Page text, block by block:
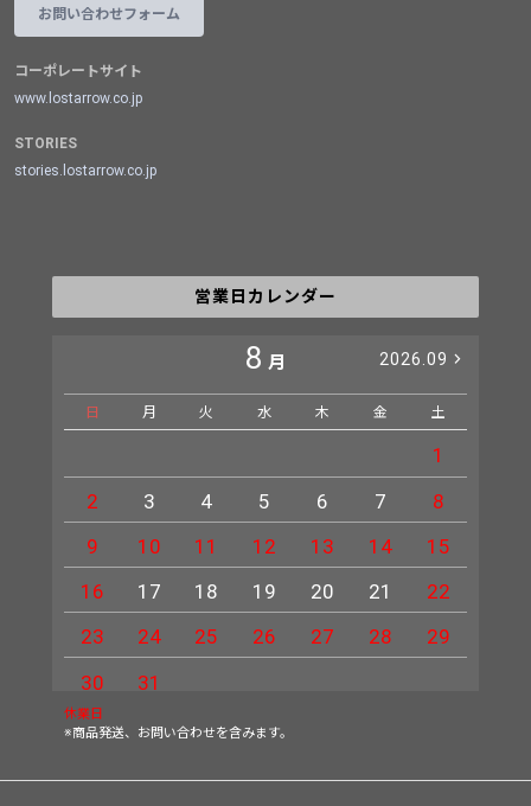
お問い合わせフォーム
コーポレートサイト
www.lostarrow.co.jp
STORIES
stories.lostarrow.co.jp
営業日カレンダー
8 月 2026.09
日 月 火 水 木 金 土
1
2
3 4 5 6 7
8
9
10 11 12 13 14
15
16
17 18 19 20 21
22
23
24 25 26 27 28
29
30
31
休業日
※商品発送、お問い合わせを含みます。